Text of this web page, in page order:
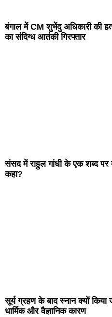
बंगाल में CM शुभेंदु अधिकारी की
का संदिग्ध आतंकी गिरफ्तार
संसद में राहुल गांधी के एक शब्द पर
कहा?
सूर्य ग्रहण के बाद स्नान क्यों
धार्मिक और वैज्ञानिक कारण